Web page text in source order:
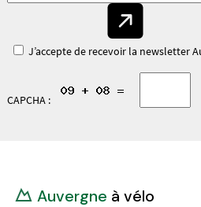
J’accepte de recevoir la newsletter
CAPCHA :
Auvergne à vélo